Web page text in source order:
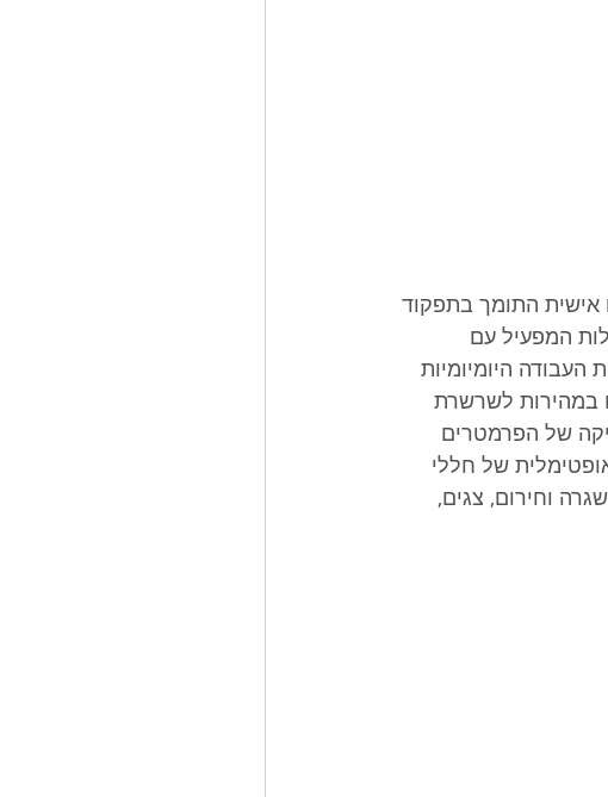
אישית התומך בתפקוד
לקונסולות המפעיל עם
העבודה היומיומיות
במהירות לשרשרת
של הפרמטרים
של חללי
וחירום, צגים,